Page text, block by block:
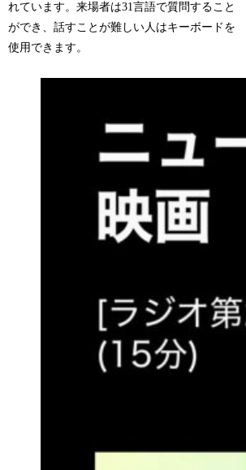
れています。来場者は31言語で質問すること
ができ、話すことが難しい人はキーボードを
使用できます。